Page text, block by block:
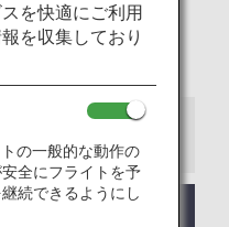
荷物をお預かりする場
戴いたします。詳細は、
ださい。
会社の運航便が旅程に
を快適にご利用
を収集しており
の一般的な動作の
全にフライトを予
続できるようにし